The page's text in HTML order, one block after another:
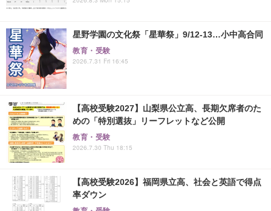
星野学園の文化祭「星華祭」9/12-13…小中高合同
教育・受験
2026.7.31 Fri 16:45
【高校受験2027】山梨県公立高、長期欠席者のた
めの「特別選抜」リーフレットなど公開
教育・受験
2026.7.30 Thu 18:15
【高校受験2026】福岡県立高、社会と英語で得点
率ダウン